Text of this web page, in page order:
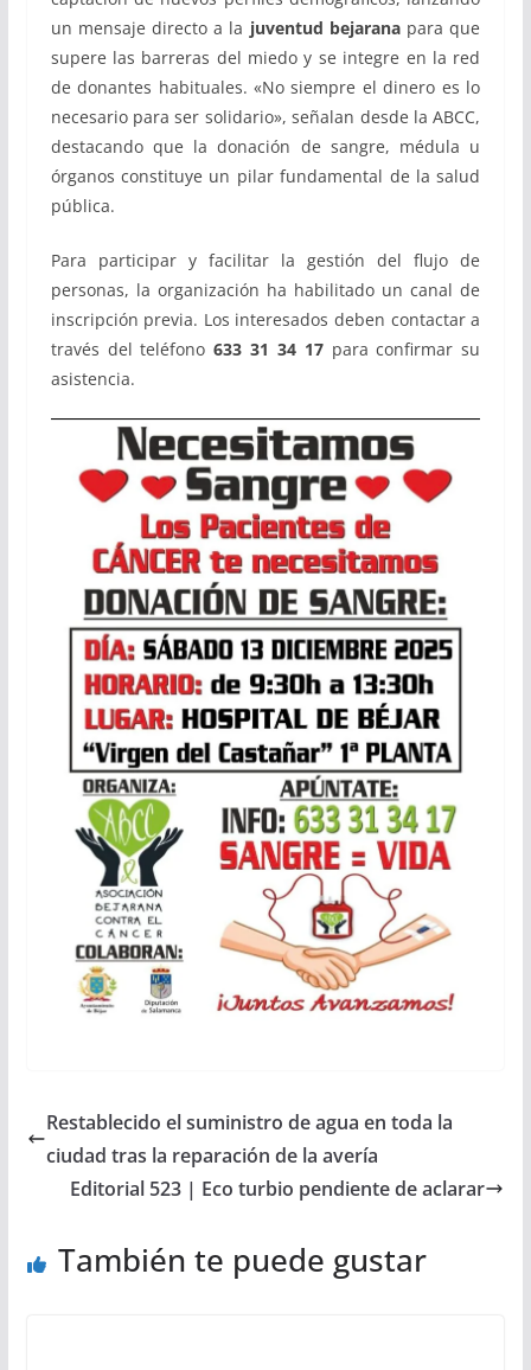
un mensaje directo a la juventud bejaranapara que
supere las barreras del miedo y se integre en la red
de donantes habituales. «No siempre el dinero es lo
necesario para ser solidario», señalan desde la ABCC,
destacando que la donación de sangre, médula u
órganos constituye un pilar fundamental de la salud
pública.
Para participar y facilitar la gestión del flujo de
personas, la organización ha habilitado un canal de
inscripción previa. Los interesados deben contactar a
través del teléfono633 31 34 17para confirmar su
asistencia.
Restablecido el suministro de agua en toda la
ciudad tras la reparación de la avería
Editorial 523 | Eco turbio pendiente de aclarar
También te puede gustar